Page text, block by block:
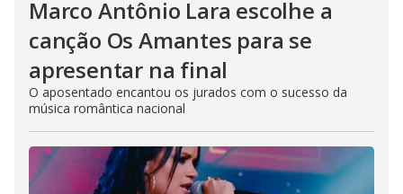
Marco Antônio Lara escolhe a
canção Os Amantes para se
apresentar na final
O aposentado encantou os jurados com o sucesso da
música romântica nacional